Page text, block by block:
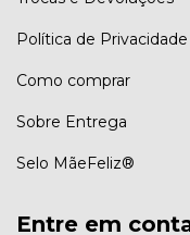
Política de Privacidade
Como comprar
Sobre Entrega
Selo MãeFeliz®
Entre em